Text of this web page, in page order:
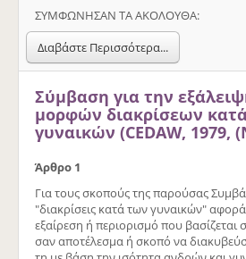
ΣΥΜΦΩΝΗΣΑΝ ΤΑ ΑΚΟΛΟΥΘΑ:
Διαβάστε Περισσότερα...
Σύμβαση για την
μορφών διακρίσεων
γυναικών (CEDAW, 1979,
Άρθρο 1
Για τους σκοπούς της παρούσας
"διακρίσεις κατά των γυναικών"
εξαίρεση ή περιορισμό που βασίζεται
σαν αποτέλεσμα ή σκοπό να